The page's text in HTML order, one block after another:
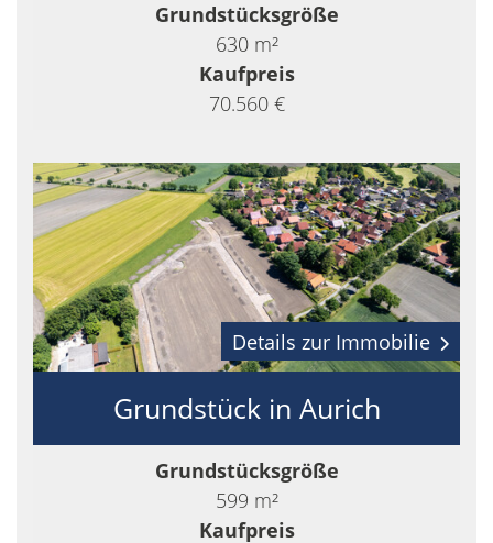
Grundstücksgröße
630 m²
Kaufpreis
70.560 €
Details zur Immobilie
Grundstück in Aurich
Grundstücksgröße
599 m²
Kaufpreis